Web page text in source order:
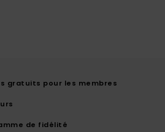
gratuits pour les membres
de fidélité